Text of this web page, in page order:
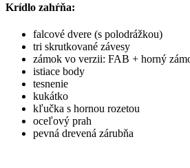
Krídlo zahŕňa:
falcové dvere (s polodrážkou)
tri skrutkované závesy
zámok vo verzii: FAB + horný
istiace body
tesnenie
kukátko
kľučka s hornou rozetou
oceľový prah
pevná drevená zárubňa